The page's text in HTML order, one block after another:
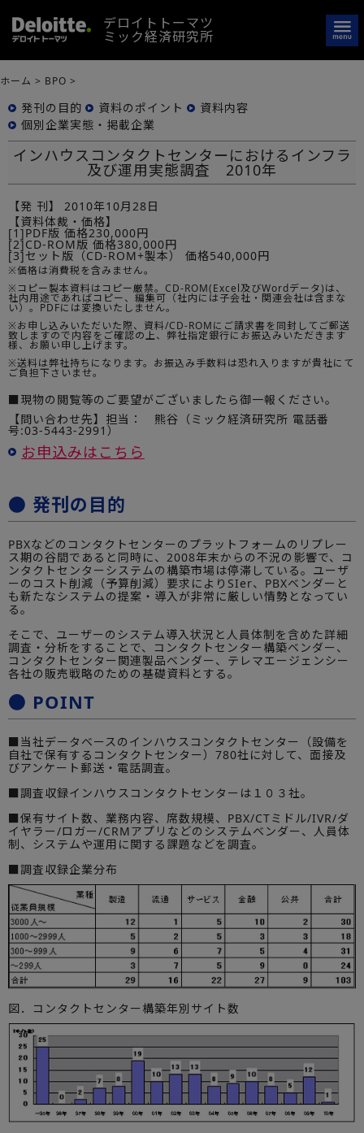
デロイトトーマツ
ミック経済研究所
ホーム > BPO >
発刊の目的 資料のポイント
資料内容
個別企業実態・掲載企業
インハウスコンタクトセンターにおけるインフラ
及び運用実態調査 2010年
【発 刊】
2010年10月28日
【資料体裁・価格】
[1]PDF版 価格230,000円
[2]CD-ROM版 価格380,000円
[3]セット版（CD-ROM+製本） 価格540,000円
※価格は消費税を含みません。
※コピー製本資料はコピー厳禁。CD-ROM(Excel及びWordデータ)は、
社内用途であればコピー、編集可（社内には子会社・関連会社は含まな
い）。PDFには変換いたしません。
※お申し込みいただいた際、資料/CD-ROMにご請求書を同封してご郵送
致しますので内容をご確認の上、弊社指定銀行にお振込みいただきます
様、お願い申し上げます。
※送料は弊社持ちになります。お振込み手数料は恐れ入りますが貴社にて
ご負担下さいませ。
■現物の閲覧等のご要望がございましたら御一報ください。
【問い合わせ先】担当： 熊谷（ミック経済研究所 電話番
号:03-5443-2991）
お申込みはこちら
● 発刊の目的
PBXなどのコンタクトセンターのプラットフォームのリプレー
ス期の谷間であると同時に、2008年末からの不況の影響で、コ
ンタクトセンターシステムの構築市場は停滞している。ユーザ
ーのコスト削減（予算削減）要求によりSIer、PBXベンダーと
も新たなシステムの提案・導入が非常に厳しい情勢となってい
る。
そこで、ユーザーのシステム導入状況と人員体制を含めた詳細
調査・分析をすることで、コンタクトセンター構築ベンダー、
コンタクトセンター関連製品ベンダー、テレマエージェンシー
各社の販売戦略のための基礎資料とする。
● POINT
■当社データベースのインハウスコンタクトセンター（設備を
自社で保有するコンタクトセンター）780社に対して、面接及
びアンケート郵送・電話調査。
■調査収録インハウスコンタクトセンターは１０３社。
■保有サイト数、業務内容、席数規模、PBX/CTミドル/IVR/ダ
イヤラー/ロガー/CRMアプリなどのシステムベンダー、人員体
制、システムや運用に関する課題などを調査。
■調査収録企業分布
図．コンタクトセンター構築年別サイト数